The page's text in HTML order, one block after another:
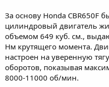
За основу Honda CBR650F
цилиндровый двигатель
объемом 649 куб. см.,
Нм крутящего момента.
настроен на уверенную
оборотов, показывая
8000-11000 об/мин.